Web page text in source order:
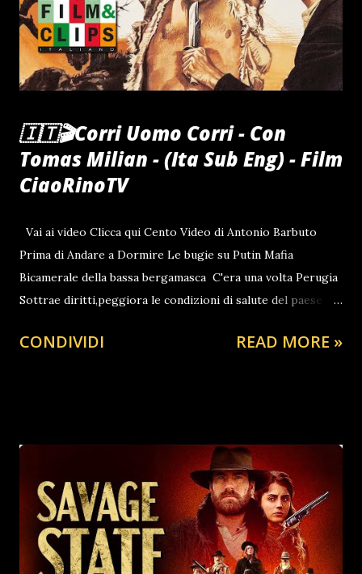
🇮🇹🎬Corri Uomo Corri - Con
Tomas Milian - (Ita Sub Eng) - Film
CiaoRinoTV
Vai ai video Clicca qui Cento Video di Antonio Barbuto
Prima di Andare a Dormire Le bugie su Putin Mafia
Bicamerale della bassa bergamasca C'era una volta Perugia
Sottrae diritti,peggiora le condizioni di salute del paese e
Riina, a cui tra l'altro risulta legato tramite amicizie Romana
CONDIVIDI READ MORE »